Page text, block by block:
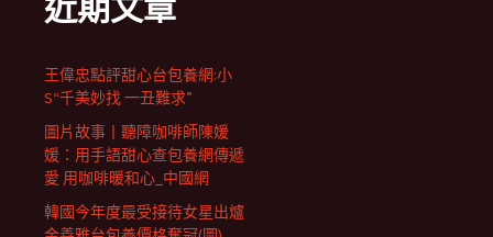
近期文章
王偉忠點評甜心台包養網:小
S“千美妙找 一丑難求”
圖片故事丨聽障咖啡師陳媛
媛：用手語甜心查包養網傳遞
愛 用咖啡暖和心_中國網
韓國今年度最受接待女星出爐